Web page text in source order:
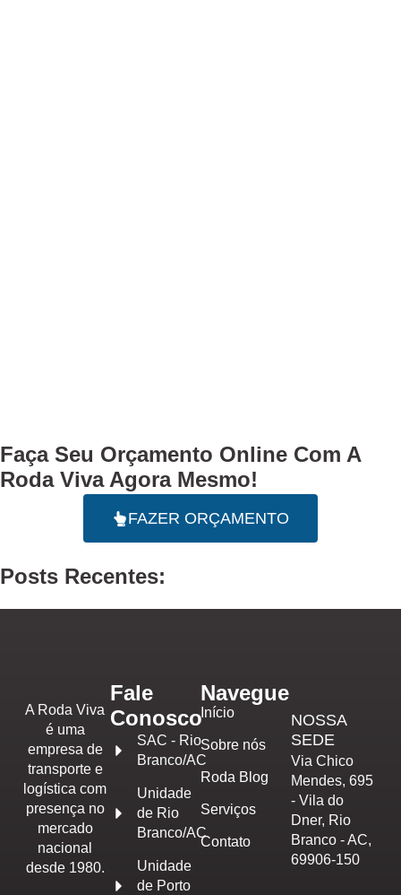
Faça Seu Orçamento Online Com A
Roda Viva Agora Mesmo!
FAZER ORÇAMENTO
Posts Recentes:
A Roda Viva
é uma
empresa de
transporte e
logística com
presença no
mercado
nacional
desde 1980.
Fale
Conosco
SAC - Rio
Branco/AC
Unidade
de Rio
Branco/AC
Unidade
de Porto
Navegue
Início
Sobre nós
Roda Blog
Serviços
Contato
NOSSA
SEDE
Via Chico
Mendes, 695
- Vila do
Dner, Rio
Branco - AC,
69906-150